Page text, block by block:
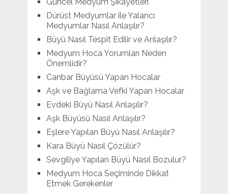
Güncel Medyum Şikayetleri
Dürüst Medyumlar ile Yalancı
Medyumlar Nasıl Anlaşılır?
Büyü Nasıl Tespit Edilir ve Anlaşılır?
Medyum Hoca Yorumları Neden
Önemlidir?
Canbar Büyüsü Yapan Hocalar
Aşk ve Bağlama Vefki Yapan Hocalar
Evdeki Büyü Nasıl Anlaşılır?
Aşk Büyüsü Nasıl Anlaşılır?
Eşlere Yapılan Büyü Nasıl Anlaşılır?
Kara Büyü Nasıl Çözülür?
Sevgiliye Yapılan Büyü Nasıl Bozulur?
Medyum Hoca Seçiminde Dikkat
Etmek Gerekenler